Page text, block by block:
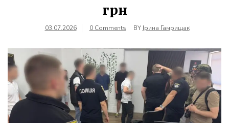
грн
03.07.2026 0 Comments BY Ірина Гамрищак